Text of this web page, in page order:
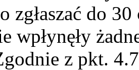
zgłaszać do
wpłynęły
z pkt.